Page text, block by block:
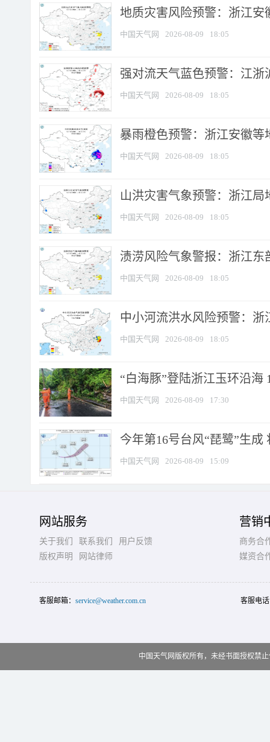
地质灾害风险预警：浙江安
中国天气网 2026-08-09 18:05
强对流天气蓝色预警：江浙
中国天气网 2026-08-09 18:05
暴雨橙色预警：浙江安徽等
中国天气网 2026-08-09 18:05
山洪灾害气象预警：浙江
中国天气网 2026-08-09 18:05
渍涝风险气象警报：浙江
中国天气网 2026-08-09 18:05
中小河流洪水风险预警：
中国天气网 2026-08-09 18:05
“白海豚”登陆浙江玉环沿海
中国天气网 2026-08-09 17:30
今年第16号台风“琵鹭”生
中国天气网 2026-08-09 15:09
网站服务
关于我们 联系我们
用户反馈
版权声明
网站律师
营销
商务合
媒资合
客服邮箱： service@weather.com.cn 客服电
中国天气网版权所有，未经书面授权